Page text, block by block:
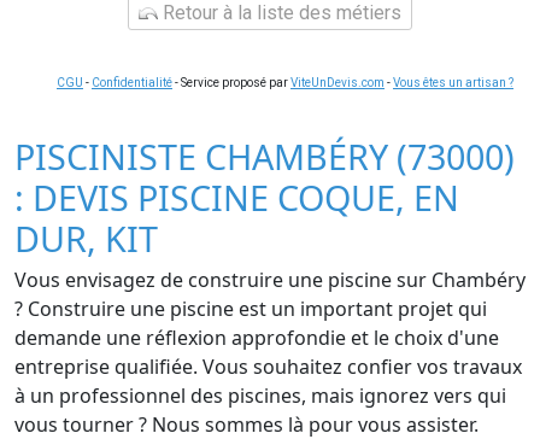
Retour à la liste des métiers
CGU - Confidentialité- Service proposé parViteUnDevis.com -Vous êtes un artisan ?
PISCINISTE CHAMBÉRY (73000)
: DEVIS PISCINE COQUE, EN
DUR, KIT
Vous envisagez de construire une piscine sur Chambéry
? Construire une piscine est un important projet qui
demande une réflexion approfondie et le choix d'une
entreprise qualifiée. Vous souhaitez confier vos travaux
à un professionnel des piscines, mais ignorez vers qui
vous tourner ? Nous sommes là pour vous assister.